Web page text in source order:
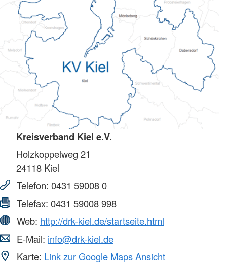
Kreisverband Kiel e.V.
Holzkoppelweg 21
24118 Kiel
Telefon: 0431 59008 0
Telefax: 0431 59008 998
Web: http://drk-kiel.de/startseite.html
E-Mail: info@drk-kiel.de
Karte: Link zur Google Maps Ansicht